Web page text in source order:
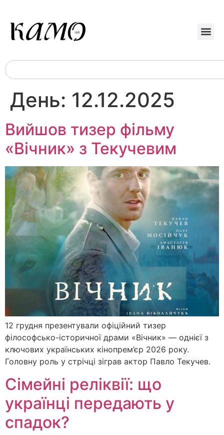
День: 12.12.2025
Вийшов тизер фільму
«Вічник» з Текучевим
12 грудня презентували офіційний тизер
філософсько-історичної драми «Вічник» — однієї з
ключових українських кінопрем’єр 2026 року.
Головну роль у стрічці зіграв актор Павло Текучев.
Сімейні реліквії: що
українці передають у
спадок?